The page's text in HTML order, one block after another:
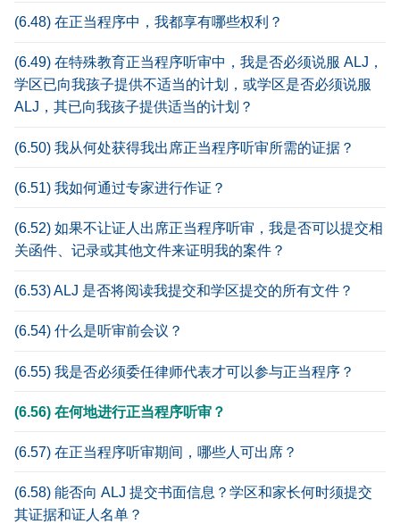
(6.48) 在正当程序中，我都享有哪些权利？
(6.49) 在特殊教育正当程序听审中，我是否必须说服 ALJ，
学区已向我孩子提供不适当的计划，或学区是否必须说服
ALJ，其已向我孩子提供适当的计划？
(6.50) 我从何处获得我出席正当程序听审所需的证据？
(6.51) 我如何通过专家进行作证？
(6.52) 如果不让证人出席正当程序听审，我是否可以提交相
关函件、记录或其他文件来证明我的案件？
(6.53) ALJ 是否将阅读我提交和学区提交的所有文件？
(6.54) 什么是听审前会议？
(6.55) 我是否必须委任律师代表才可以参与正当程序？
(6.56) 在何地进行正当程序听审？
(6.57) 在正当程序听审期间，哪些人可出席？
(6.58) 能否向 ALJ 提交书面信息？学区和家长何时须提交
其证据和证人名单？